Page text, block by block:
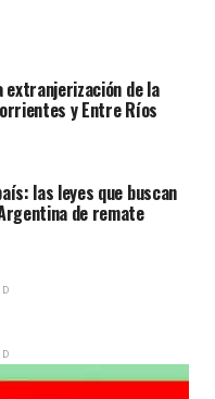
extranjerización de la
y Entre Ríos
las leyes que buscan
de remate